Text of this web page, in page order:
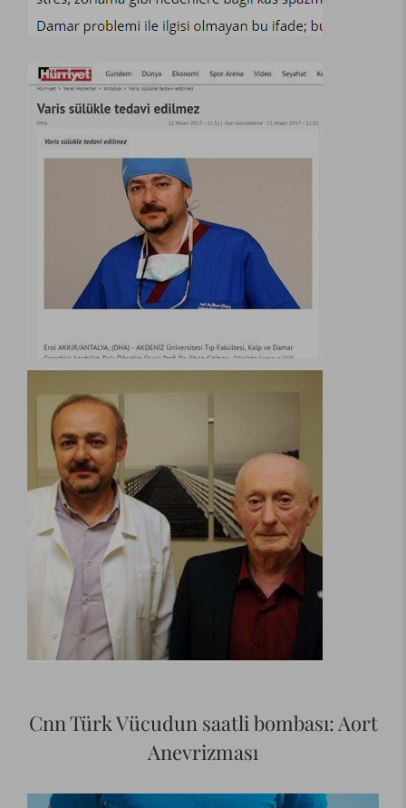
Cnn Türk Vücudun saatli bombası: Aort
Anevrizması